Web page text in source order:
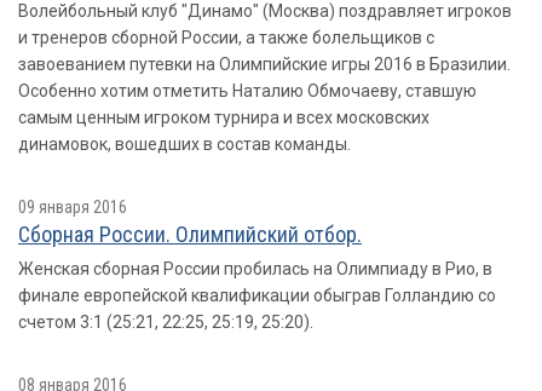
Волейбольный клуб "Динамо" (Москва) поздравляет игроков
и тренеров сборной России, а также болельщиков с
завоеванием путевки на Олимпийские игры 2016 в Бразилии.
Особенно хотим отметить Наталию Обмочаеву, ставшую
самым ценным игроком турнира и всех московских
динамовок, вошедших в состав команды.
09 января 2016
Сборная России. Олимпийский отбор.
Женская сборная России пробилась на Олимпиаду в Рио, в
финале европейской квалификации обыграв Голландию со
счетом 3:1 (25:21, 22:25, 25:19, 25:20).
08 января 2016